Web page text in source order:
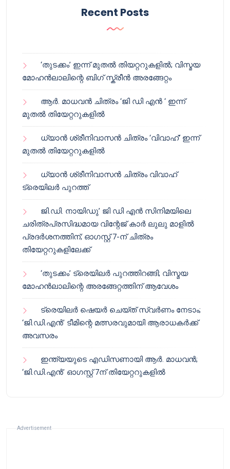
Recent Posts
‘തുടക്കം’ ഇന്ന് മുതൽ തിയറ്ററുകളിൽ; വിസ്മയ
മോഹൻലാലിന്റെ ബിഗ് സ്ക്രീൻ അരങ്ങേറ്റം
ആർ. മാധവൻ ചിത്രം ‘ജി ഡി എൻ ‘ ഇന്ന്
മുതൽ തിയേറ്ററുകളിൽ
ധ്യാൻ ശ്രീനിവാസൻ ചിത്രം ‘വിവാഹ്’ ഇന്ന്
മുതൽ തിയേറ്ററുകളിൽ
ധ്യാൻ ശ്രീനിവാസൻ ചിത്രം വിവാഹ്
ട്രെയിലർ പുറത്ത്
ജി.ഡി. നായിഡു’ ജി ഡി എൻ സിനിമയിലെ
ചരിത്രപ്രസിദ്ധമായ വിന്റേജ് കാർ ലുലു മാളിൽ
പ്രദർശനത്തിന്; ഓഗസ്റ്റ് 7-ന് ചിത്രം
തിയേറ്ററുകളിലേക്ക്
‘തുടക്കം’ ട്രെയിലർ പുറത്തിറങ്ങി; വിസ്മയ
മോഹൻലാലിന്റെ അരങ്ങേറ്റത്തിന് ആവേശം
ട്രെയിലർ ഷെയർ ചെയ്‌ത് സ്വർണം നേടാം;
‘ജി.ഡി.എൻ’ ടീമിന്റെ മത്സരവുമായി ആരാധകർക്ക്
അവസരം
ഇന്ത്യയുടെ എഡിസണായി ആർ. മാധവൻ;
‘ജി.ഡി.എൻ’ ഓഗസ്റ്റ് 7ന് തിയേറ്ററുകളിൽ
Advertisement